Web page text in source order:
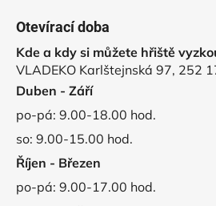
Otevírací doba
Kde a kdy si můžete hřiště
VLADEKO Karlštejnská 97, 252
Duben - Září
po-pá: 9.00-18.00 hod.
so: 9.00-15.00 hod.
Říjen - Březen
po-pá: 9.00-17.00 hod.